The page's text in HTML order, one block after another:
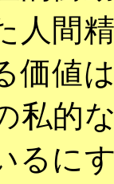
人間
価値
私的
るに